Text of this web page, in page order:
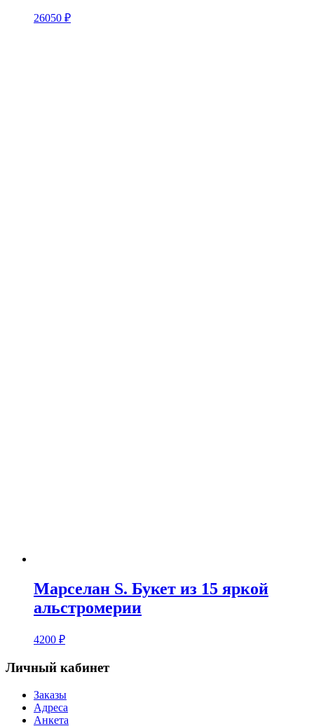
26050 ₽
Марселан S. Букет из 15 яркой
альстромерии
4200 ₽
Личный кабинет
Заказы
Адреса
Анкета